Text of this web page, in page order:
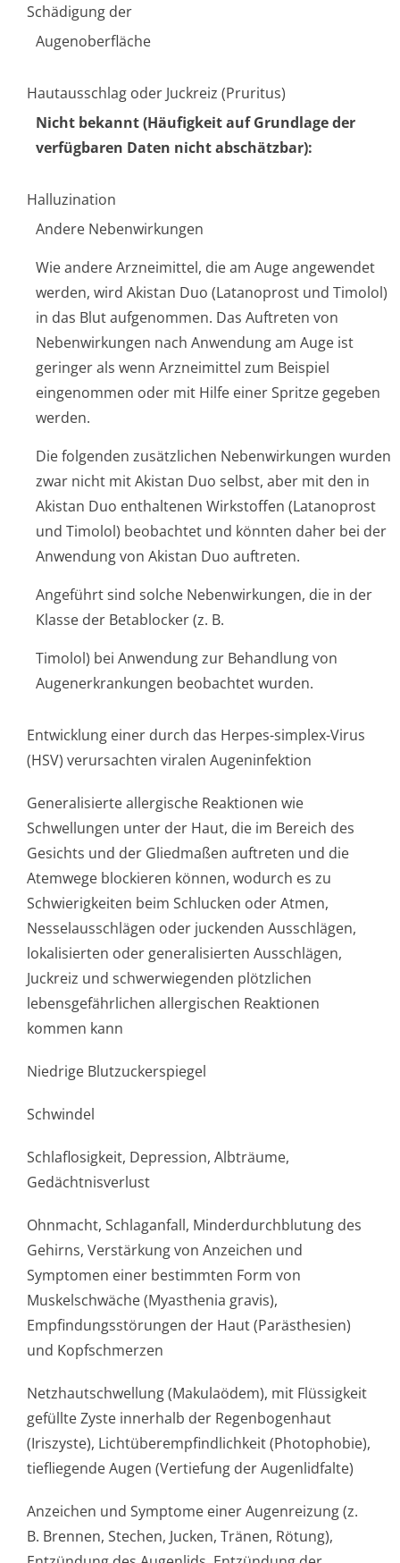
Schädigung der
Augenoberfläche
Hautausschlag oder Juckreiz (Pruritus)
Nicht bekannt (Häufigkeit auf Grundlage der
verfügbaren Daten nicht abschätzbar):
Halluzination
Andere Nebenwirkungen
Wie andere Arzneimittel, die am Auge angewendet
werden, wird Akistan Duo (Latanoprost und Timolol)
in das Blut aufgenommen. Das Auftreten von
Nebenwirkungen nach Anwendung am Auge ist
geringer als wenn Arzneimittel zum Beispiel
eingenommen oder mit Hilfe einer Spritze gegeben
werden.
Die folgenden zusätzlichen Nebenwirkungen wurden
zwar nicht mit Akistan Duo selbst, aber mit den in
Akistan Duo enthaltenen Wirkstoffen (Latanoprost
und Timolol) beobachtet und könnten daher bei der
Anwendung von Akistan Duo auftreten.
Angeführt sind solche Nebenwirkungen, die in der
Klasse der Betablocker (z. B.
Timolol) bei Anwendung zur Behandlung von
Augenerkrankungen beobachtet wurden.
Entwicklung einer durch das Herpes-simplex-Virus
(HSV) verursachten viralen Augeninfektion
Generalisierte allergische Reaktionen wie
Schwellungen unter der Haut, die im Bereich des
Gesichts und der Gliedmaßen auftreten und die
Atemwege blockieren können, wodurch es zu
Schwierigkeiten beim Schlucken oder Atmen,
Nesselausschlägen oder juckenden Ausschlägen,
lokalisierten oder generalisierten Ausschlägen,
Juckreiz und schwerwiegenden plötzlichen
lebensgefährlichen allergischen Reaktionen
kommen kann
Niedrige Blutzuckerspiegel
Schwindel
Schlaflosigkeit, Depression, Albträume,
Gedächtnisverlust
Ohnmacht, Schlaganfall, Minderdurchblutung des
Gehirns, Verstärkung von Anzeichen und
Symptomen einer bestimmten Form von
Muskelschwäche (Myasthenia gravis),
Empfindungsstörun­gen der Haut (Parästhesien)
und Kopfschmerzen
Netzhautschwellung (Makulaödem), mit Flüssigkeit
gefüllte Zyste innerhalb der Regenbogenhaut
(Iriszyste), Lichtüberempfin­dlichkeit (Photophobie),
tiefliegende Augen (Vertiefung der Augenlidfalte)
Anzeichen und Symptome einer Augenreizung (z.
B. Brennen, Stechen, Jucken, Tränen, Rötung),